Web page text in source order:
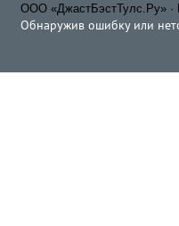
ООО «ДжастБэстТулс.Ру» ·
Обнаружив ошибку или